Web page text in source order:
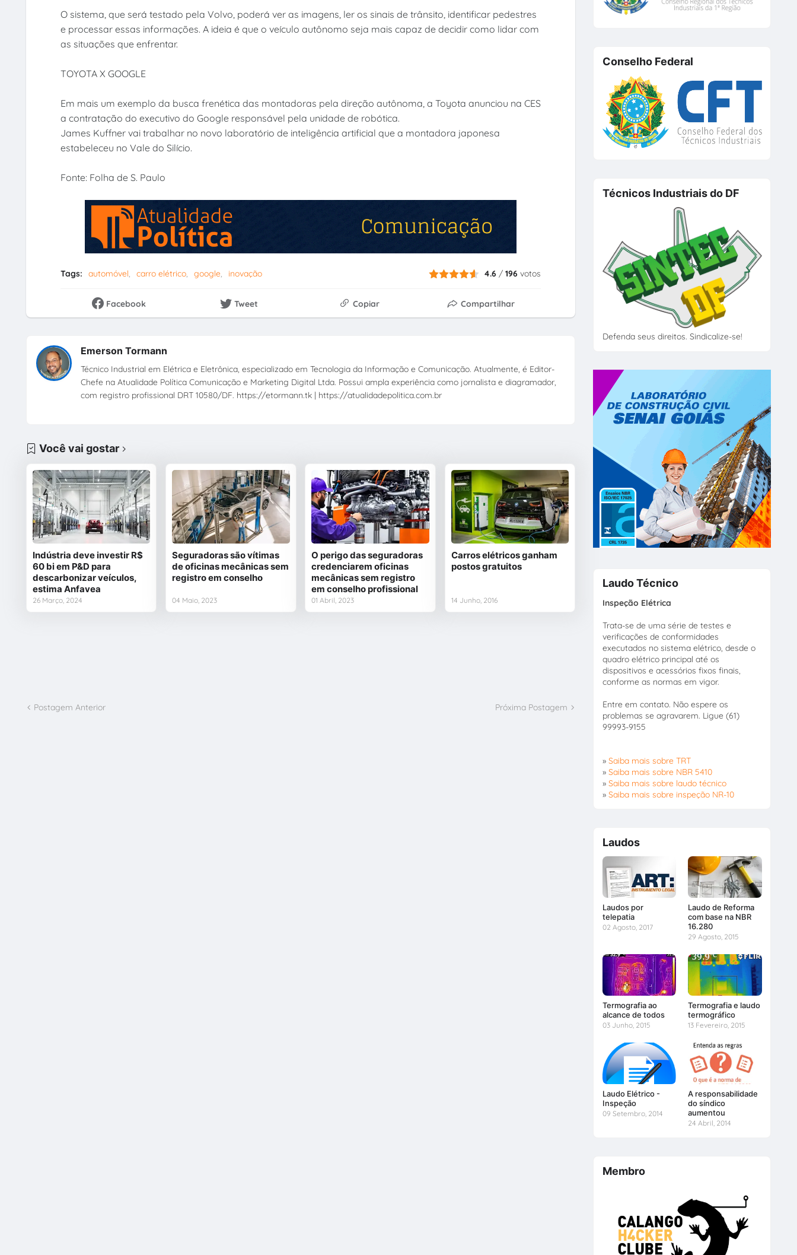
O sistema, que será testado pela Volvo, poderá ver as imagens, ler os sinais de trânsito, identificar pedestres
e processar essas informações. A ideia é que o veículo autônomo seja mais capaz de decidir como lidar com
as situações que enfrentar.
TOYOTA X GOOGLE
Em mais um exemplo da busca frenética das montadoras pela direção autônoma, a Toyota anunciou na CES
a contratação do executivo do Google responsável pela unidade de robótica.
James Kuffner vai trabalhar no novo laboratório de inteligência artificial que a montadora japonesa
estabeleceu no Vale do Silício.
Fonte: Folha de S. Paulo
Tags: automóvel carro elétrico google inovação 4.6 /196 votos
Facebook Tweet Copiar Compartilhar
Emerson Tormann
Técnico Industrial em Elétrica e Eletrônica, especializado em Tecnologia da Informação e Comunicação. Atualmente, é Editor-
Chefe na Atualidade Política Comunicação e Marketing Digital Ltda. Possui ampla experiência como jornalista e diagramador,
com registro profissional DRT 10580/DF. https://etormann.tk | https://atualidadepolitica.com.br
Você vai gostar
Indústria deve investir R$
60 bi em P&D para
descarbonizar veículos,
estima Anfavea
26 Março, 2024
Seguradoras são vítimas
de oficinas mecânicas sem
registro em conselho
04 Maio, 2023
O perigo das seguradoras
credenciarem oficinas
mecânicas sem registro
em conselho profissional
01 Abril, 2023
Carros elétricos ganham
postos gratuitos
14 Junho, 2016
Postagem Anterior Próxima Postagem
Conselho Federal
Técnicos Industriais do DF
Defenda seus direitos. Sindicalize-se!
Laudo Técnico
Inspeção Elétrica
Trata-se de uma série de testes e
verificações de conformidades
executados no sistema elétrico, desde o
quadro elétrico principal até os
dispositivos e acessórios fixos finais,
conforme as normas em vigor.
Entre em contato. Não espere os
problemas se agravarem. Ligue (61)
99993-9155
» Saiba mais sobre TRT
» Saiba mais sobre NBR 5410
» Saiba mais sobre laudo técnico
» Saiba mais sobre inspeção NR-10
Laudos
Laudos por
telepatia
02 Agosto, 2017
Laudo de Reforma
com base na NBR
16.280
29 Agosto, 2015
Termografia ao
alcance de todos
03 Junho, 2015
Termografia e laudo
termográfico
13 Fevereiro, 2015
Laudo Elétrico -
Inspeção
09 Setembro, 2014
A responsabilidade
do síndico
aumentou
24 Abril, 2014
Membro